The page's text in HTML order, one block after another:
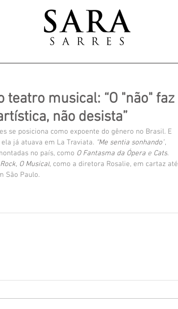
musical: “O "não" faz
não desista”
se posiciona como expoente do gênero no Brasil. E
já atuava em La Traviata. “Me sentia sonhando”,
no país, como O Fantasma da Ópera e Cats.
O Musical, como a diretora Rosalie, em cartaz até
São Paulo.